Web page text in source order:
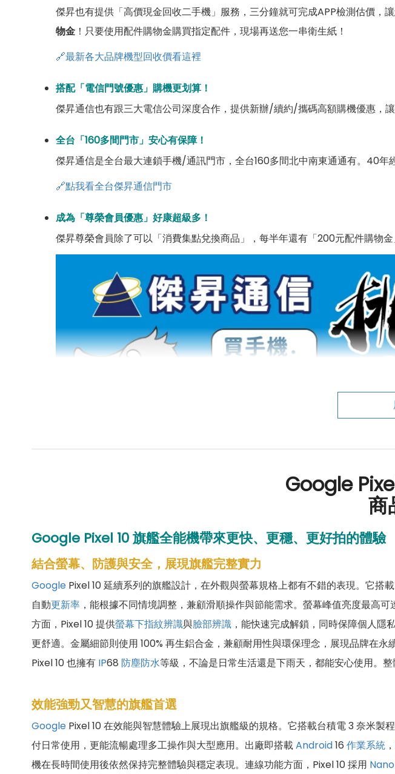
傑昇也有提供「高價現金回收二手機」服務，三分鐘就可完成APP檢測估價，
物金 ！只要使用配件購物金購買指定配件，現場再送您一串衛生紙！
🔗最新各大品牌機型回收價看這裡
搭配「電信門號優惠」購機更划算！
傑昇通信也有跟三大電信公司深度合作，提供新辦/續約/攜碼高額購機優惠，
全台「160多間門市」安心有保障！
傑昇通信是全台最大連鎖手機/通訊門市，全台160多間北中南東通通有。40年
🔗點我看全台傑昇通信門市
成為「尊榮會員優惠」好康超級多！
傑昇尊榮會員除了可以「消費集點兌換商品」，每半年還有「200元配件購物
Google
商
Google Pixel 10 旗艦全能機帶來更快、更穩、更好拍的體驗
結合螢幕、防護與安全，展現旗艦完整實力
Google Pixel 10 延續系列的旗艦設計，在外觀與螢幕規格上都有不錯的表現。它搭
自動更新率 ，能根據不同情境調整，兼顧滑順操作與節能需求。螢幕峰值亮度最高可
方面，Pixel 10 提供螢幕下指紋辨識與臉部辨識 ，能快速完成解鎖，同時保障個人
更舒適。金屬細節則使用 100% 再生鋁合金，兼顧耐用性與環保理念，展現品牌在
Pixel 10 也擁有 IP68 防塵防水等級，不論是日常生活還是下雨天，都能安心使用。
效能強勁又智慧的旗艦首選
Google Pixel 10 在效能與智慧體驗上展現出旗艦級的規格。它搭載台積電 3 奈米製
付日常使用，更能流暢處理多工操作與大型應用。出廠即搭載Android16 作業系統 ，
機在長時間使用後依然保持完整體驗與穩定表現。連線功能方面，Pixel 10 採用